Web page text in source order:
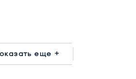
еще +